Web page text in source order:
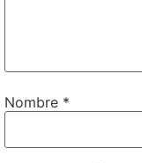
Nombre *